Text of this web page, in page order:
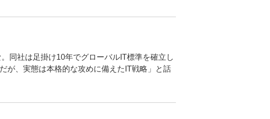
同社は足掛け10年でグローバルIT標準を確立し
が、実態は本格的な攻めに備えたIT戦略」と話